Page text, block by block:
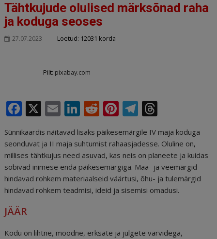
Tähtkujude olulised märksõnad raha
ja koduga seoses
27.07.2023 Loetud: 12031 korda
Pilt: pixabay.com
F
a
c
e
b
o
k
X E
m
ai
l
Li
n
k
e
dI
n
R
e
d
di
t
Pi
te
r
e
st
T
el
e
g
ra
m
r
e
a
d
Sünnikaardis näitavad lisaks päikesemärgile IV maja koduga
seonduvat ja II maja suhtumist rahaasjadesse. Oluline on,
millises tähtkujus need asuvad, kas neis on planeete ja kuidas
sobivad inimese enda päikesemärgiga. Maa- ja veemärgid
hindavad rohkem materiaalseid väärtusi, õhu- ja tulemärgid
hindavad rohkem teadmisi, ideid ja sisemisi omadusi.
JÄÄR
Kodu on lihtne, moodne, erksate ja julgete värvidega,